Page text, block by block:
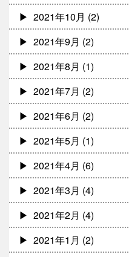
2021年10月 (2)
2021年9月 (2)
2021年8月 (1)
2021年7月 (2)
2021年6月 (2)
2021年5月 (1)
2021年4月 (6)
2021年3月 (4)
2021年2月 (4)
2021年1月 (2)